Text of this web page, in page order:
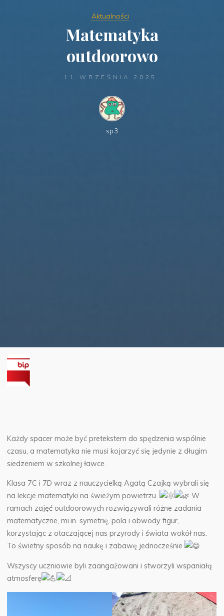
Aktualności
Matematyka
outdoorowo
11 WRZEŚNIA 2025
sp3
Każdy spacer może być pretekstem do spędzenia wspólnie
czasu, a matematyka nie musi kojarzyć się jedynie z długim
siedzeniem w szkolnej ławce.
Klasa 7C i 7D wraz znauczycielką Agatą Czajką wybrali się
na lekcje matematyki na świeżym powietrzu.
W
ramach zajęć outdoorowych rozwiązywali różne zadania
matematyczne, mi.in. symetrię, pola i obwody figur,
korzystając z otaczającej nas przyrody i świata wokół nas.
To świetny sposób na naukę i zabawę jednocześnie
Wszyscy uczniowie byli zaangażowani i stworzyli wspaniałą
atmosferę